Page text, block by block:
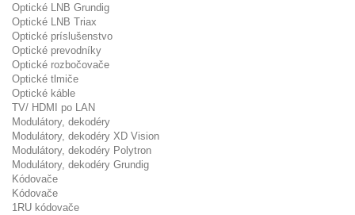
Optické LNB Grundig
Optické LNB Triax
Optické príslušenstvo
Optické prevodníky
Optické rozbočovače
Optické tlmiče
Optické káble
TV/ HDMI po LAN
Modulátory, dekodéry
Modulátory, dekodéry XD Vision
Modulátory, dekodéry Polytron
Modulátory, dekodéry Grundig
Kódovače
Kódovače
1RU kódovače